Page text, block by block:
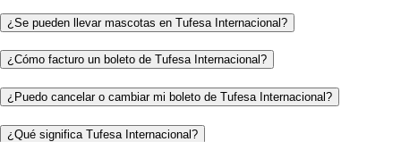
¿Se pueden llevar mascotas en Tufesa Internacional?
¿Cómo facturo un boleto de Tufesa Internacional?
¿Puedo cancelar o cambiar mi boleto de Tufesa Internacional?
¿Qué significa Tufesa Internacional?